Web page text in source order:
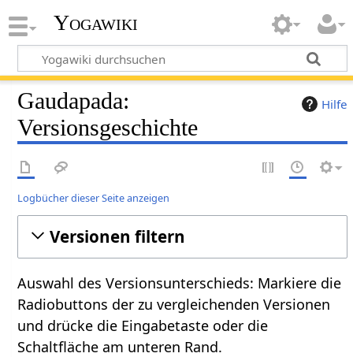
Yogawiki
Hilfe
Gaudapada:
Versionsgeschichte
Logbücher dieser Seite anzeigen
Versionen filtern
Auswahl des Versionsunterschieds: Markiere die
Radiobuttons der zu vergleichenden Versionen
und drücke die Eingabetaste oder die
Schaltfläche am unteren Rand.